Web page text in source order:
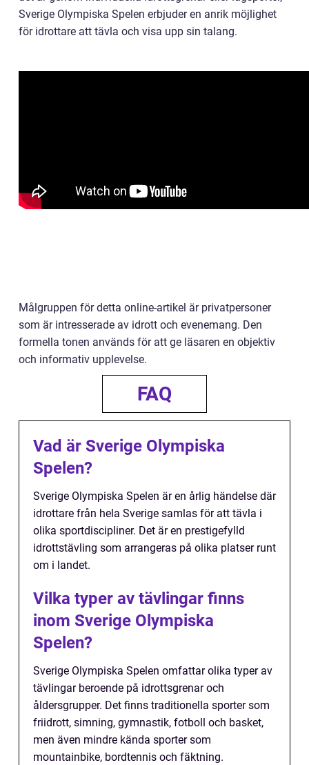
Sverige Olympiska Spelen erbjuder en anrik möjlighet
för idrottare att tävla och visa upp sin talang.
Målgruppen för detta online-artikel är privatpersoner
som är intresserade av idrott och evenemang. Den
formella tonen används för att ge läsaren en objektiv
och informativ upplevelse.
FAQ
Vad är Sverige Olympiska
Spelen?
Sverige Olympiska Spelen är en årlig händelse där
idrottare från hela Sverige samlas för att tävla i
olika sportdiscipliner. Det är en prestigefylld
idrottstävling som arrangeras på olika platser runt
om i landet.
Vilka typer av tävlingar finns
inom Sverige Olympiska
Spelen?
Sverige Olympiska Spelen omfattar olika typer av
tävlingar beroende på idrottsgrenar och
åldersgrupper. Det finns traditionella sporter som
friidrott, simning, gymnastik, fotboll och basket,
men även mindre kända sporter som
mountainbike, bordtennis och fäktning.